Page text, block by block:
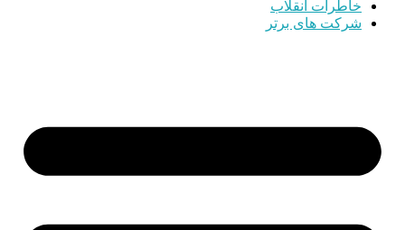
خاطرات انقلاب
شرکت های برتر